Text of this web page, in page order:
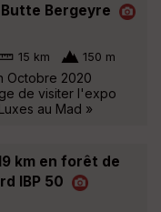
Butte Bergeyre
15 km 150 m
Octobre 2020
de visiter l'expo
au Mad »
km en forêt de
IBP 50